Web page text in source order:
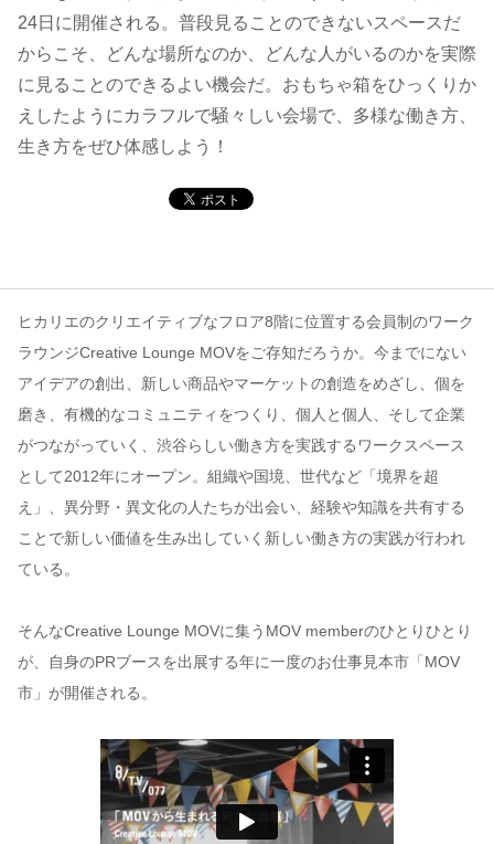
24日に開催される。普段見ることのできないスペースだ
からこそ、どんな場所なのか、どんな人がいるのかを実際
に見ることのできるよい機会だ。おもちゃ箱をひっくりか
えしたようにカラフルで騒々しい会場で、多様な働き方、
生き方をぜひ体感しよう！
ヒカリエのクリエイティブなフロア8階に位置する会員制のワーク
ラウンジCreative Lounge MOVをご存知だろうか。今までにない
アイデアの創出、新しい商品やマーケットの創造をめざし、個を
磨き、有機的なコミュニティをつくり、個人と個人、そして企業
がつながっていく、渋谷らしい働き方を実践するワークスペース
として2012年にオープン。組織や国境、世代など「境界を超
え」、異分野・異文化の人たちが出会い、経験や知識を共有する
ことで新しい価値を生み出していく新しい働き方の実践が行われ
ている。
そんなCreative Lounge MOVに集うMOV memberのひとりひとり
が、自身のPRブースを出展する年に一度のお仕事見本市「MOV
市」が開催される。